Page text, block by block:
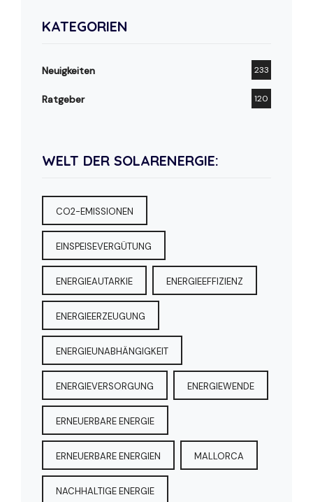
KATEGORIEN
Neuigkeiten 233
Ratgeber 120
WELT DER SOLARENERGIE:
CO2-EMISSIONEN
EINSPEISEVERGÜTUNG
ENERGIEAUTARKIE ENERGIEEFFIZIENZ
ENERGIEERZEUGUNG
ENERGIEUNABHÄNGIGKEIT
ENERGIEVERSORGUNG ENERGIEWENDE
ERNEUERBARE ENERGIE
ERNEUERBARE ENERGIEN MALLORCA
NACHHALTIGE ENERGIE